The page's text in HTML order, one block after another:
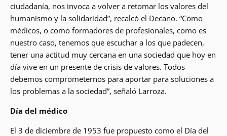
ciudadanía, nos invoca a volver a retomar los valores del
humanismo y la solidaridad”, recalcó el Decano. “Como
médicos, o como formadores de profesionales, como es
nuestro caso, tenemos que escuchar a los que padecen,
tener una actitud muy cercana en una sociedad que hoy en
día vive en un presente de crisis de valores. Todos
debemos comprometernos para aportar para soluciones a
los problemas a la sociedad”, señaló Larroza.
Día del médico
El 3 de diciembre de 1953 fue propuesto como el Día del